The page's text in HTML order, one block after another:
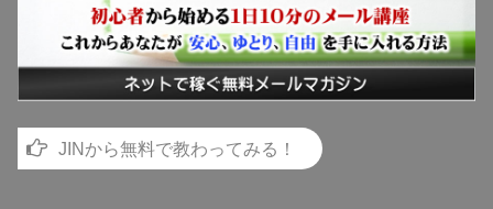
JINから無料で教わってみる！